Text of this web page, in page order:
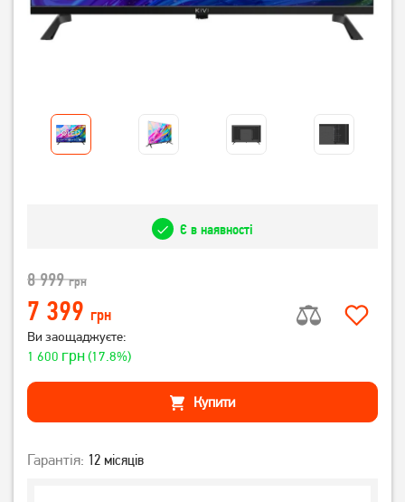
Є в наявності
8 999грн
7 399 грн
Ви заощаджуєте:
1 600 грн(17.8%)
Купити
Гарантія: 12 місяців